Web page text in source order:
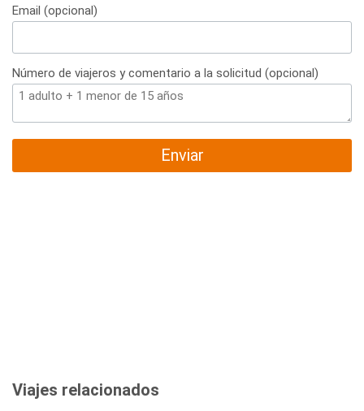
Email (opcional)
Número de viajeros y comentario a la solicitud (opcional)
Enviar
Viajes relacionados